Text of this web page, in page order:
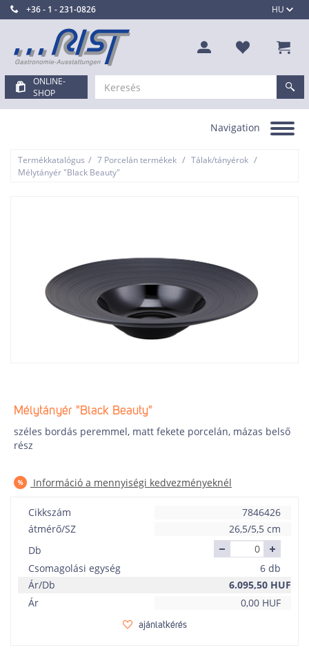
HU
+36 - 1 - 231-0826
ONLINE-
SHOP
Toggle
Navigation
Termékkatalógus / 7 Porcelán termékek / Tálak/tányérok /
Mélytányér "Black Beauty"
Mélytányér "Black Beauty"
széles bordás peremmel, matt fekete porcelán, mázas belső
rész
Információ a mennyiségi kedvezményeknél
Cikkszám
7846426
átmérő/SZ
26,5/5,5 cm
Db
Csomagolási egység
6 db
Ár/Db
6.095,50 HUF
Ár
0,00 HUF
ajánlatkérés